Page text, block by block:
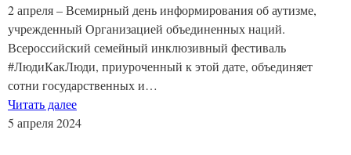
2 апреля – Всемирный день информирования об аутизме,
учрежденный Организацией объединенных наций.
Всероссийский семейный инклюзивный фестиваль
#ЛюдиКакЛюди, приуроченный к этой дате, объединяет
сотни государственных и…
Читать далее
5 апреля 2024